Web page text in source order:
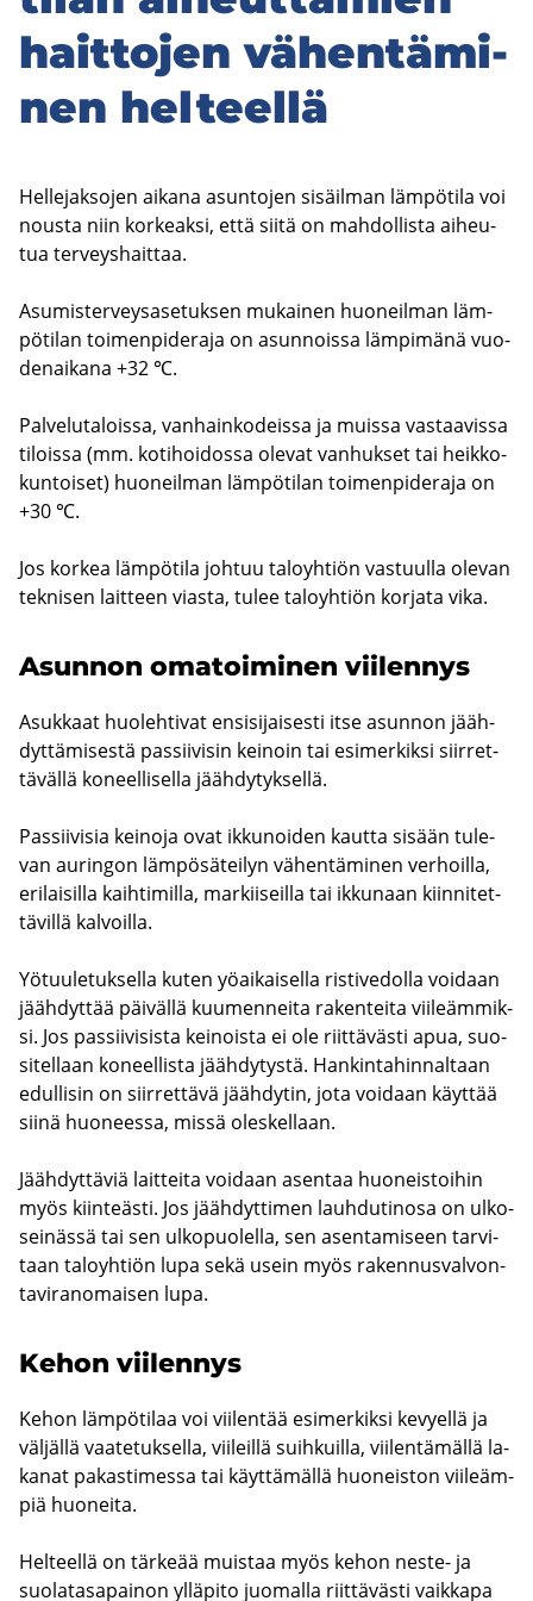
hait­to­jen vä­hen­tä­mi­
nen hel­teel­lä
Hel­le­jak­so­jen ai­ka­na asun­to­jen si­säil­man läm­pö­ti­la voi
nous­ta niin kor­keak­si, että siitä on mah­dol­lis­ta ai­heu­
tua ter­veys­hait­taa.
Asu­mis­ter­veys­a­se­tuk­sen mu­kai­nen huo­neil­man läm­
pö­ti­lan toi­men­pi­de­ra­ja on asun­nois­sa läm­pi­mä­nä vuo­
den­ai­ka­na +32 ℃.
Pal­ve­lu­ta­lois­sa, van­hain­ko­deis­sa ja muis­sa vas­taa­vis­sa
ti­lois­sa (mm. ko­ti­hoi­dos­sa ole­vat van­huk­set tai heik­ko­
kun­toi­set) huo­neil­man läm­pö­ti­lan toi­men­pi­de­ra­ja on
+30 ℃.
Jos kor­kea läm­pö­ti­la joh­tuu ta­lo­yh­tiön vas­tuul­la ole­van
tek­ni­sen lait­teen vias­ta, tulee ta­lo­yh­tiön kor­ja­ta vika.
Asun­non oma­toi­mi­nen vii­len­nys
Asuk­kaat huo­leh­ti­vat en­si­si­jai­ses­ti itse asun­non jääh­
dyt­tä­mi­ses­tä pas­sii­vi­sin kei­noin tai esi­mer­kik­si siir­ret­
tä­väl­lä ko­neel­li­sel­la jääh­dy­tyk­sel­lä.
Pas­sii­vi­sia kei­no­ja ovat ik­ku­noi­den kaut­ta si­sään tu­le­
van au­rin­gon läm­pö­sä­tei­lyn vä­hen­tä­mi­nen ver­hoil­la,
eri­lai­sil­la kaih­ti­mil­la, mar­kii­seil­la tai ik­ku­naan kiin­ni­tet­
tä­vil­lä kal­voil­la.
Yö­tuu­le­tuk­sel­la kuten yö­ai­kai­sel­la ris­ti­ve­dol­la voi­daan
jääh­dyt­tää päi­väl­lä kuu­men­nei­ta ra­ken­tei­ta vii­leäm­mik­
si. Jos pas­sii­vi­sis­ta kei­nois­ta ei ole riit­tä­väs­ti apua, suo­
si­tel­laan ko­neel­lis­ta jääh­dy­tys­tä. Han­kin­ta­hin­nal­taan
edul­li­sin on siir­ret­tä­vä jääh­dy­tin, jota voi­daan käyt­tää
siinä huo­nees­sa, missä oles­kel­laan.
Jääh­dyt­tä­viä lait­tei­ta voi­daan asen­taa huo­neis­toi­hin
myös kiin­teäs­ti. Jos jääh­dyt­ti­men lauh­du­tin­osa on ul­ko­
sei­näs­sä tai sen ul­ko­puo­lel­la, sen asen­ta­mi­seen tar­vi­
taan ta­lo­yh­tiön lupa sekä usein myös ra­ken­nus­val­von­
ta­vi­ran­omai­sen lupa.
Kehon vii­len­nys
Kehon läm­pö­ti­laa voi vii­len­tää esi­mer­kik­si ke­vyel­lä ja
väl­jäl­lä vaa­te­tuk­sel­la, vii­leil­lä suih­kuil­la, vii­len­tä­mäl­lä la­
ka­nat pa­kas­ti­mes­sa tai käyt­tä­mäl­lä huo­neis­ton vii­leäm­
piä huo­nei­ta.
Hel­teel­lä on tär­ke­ää muis­taa myös kehon neste-​ ja
suo­la­ta­sa­pai­non yl­lä­pi­to juo­mal­la riit­tä­väs­ti vaik­ka­pa